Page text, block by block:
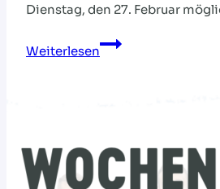
Dienstag, den 27. Februar
Weiterlesen
Jetzt